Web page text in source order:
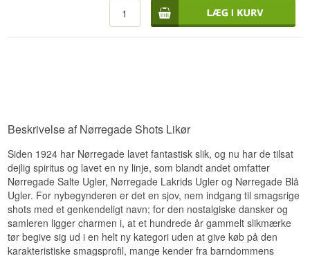
Beskrivelse af Nørregade Shots Likør
Siden 1924 har Nørregade lavet fantastisk slik, og nu har de tilsat
dejlig spiritus og lavet en ny linje, som blandt andet omfatter
Nørregade Salte Ugler, Nørregade Lakrids Ugler og Nørregade Blå
Ugler. For nybegynderen er det en sjov, nem indgang til smagsrige
shots med et genkendeligt navn; for den nostalgiske dansker og
samleren ligger charmen i, at et hundrede år gammelt slikmærke
tør begive sig ud i en helt ny kategori uden at give køb på den
karakteristiske smagsprofil, mange kender fra barndommens